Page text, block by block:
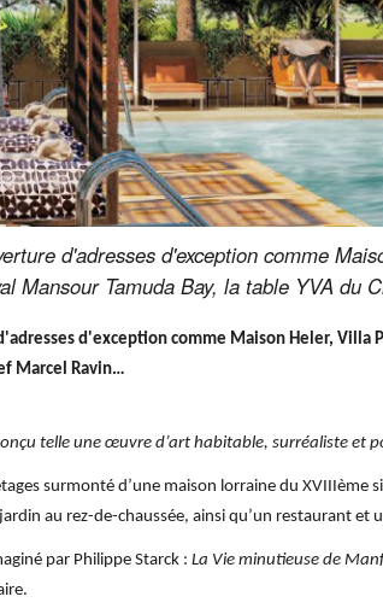
d'adresses d'exception comme
Mansour Tamuda Bay, la table YVA du
d'exception comme Maison Heler, Villa
Marcel Ravin…
telle une œuvre d’art habitable, surréaliste et
surmonté d’une maison lorraine du XVIIIème
au rez-de-chaussée, ainsi qu’un restaurant et
par Philippe Starck : La Vie minutieuse de